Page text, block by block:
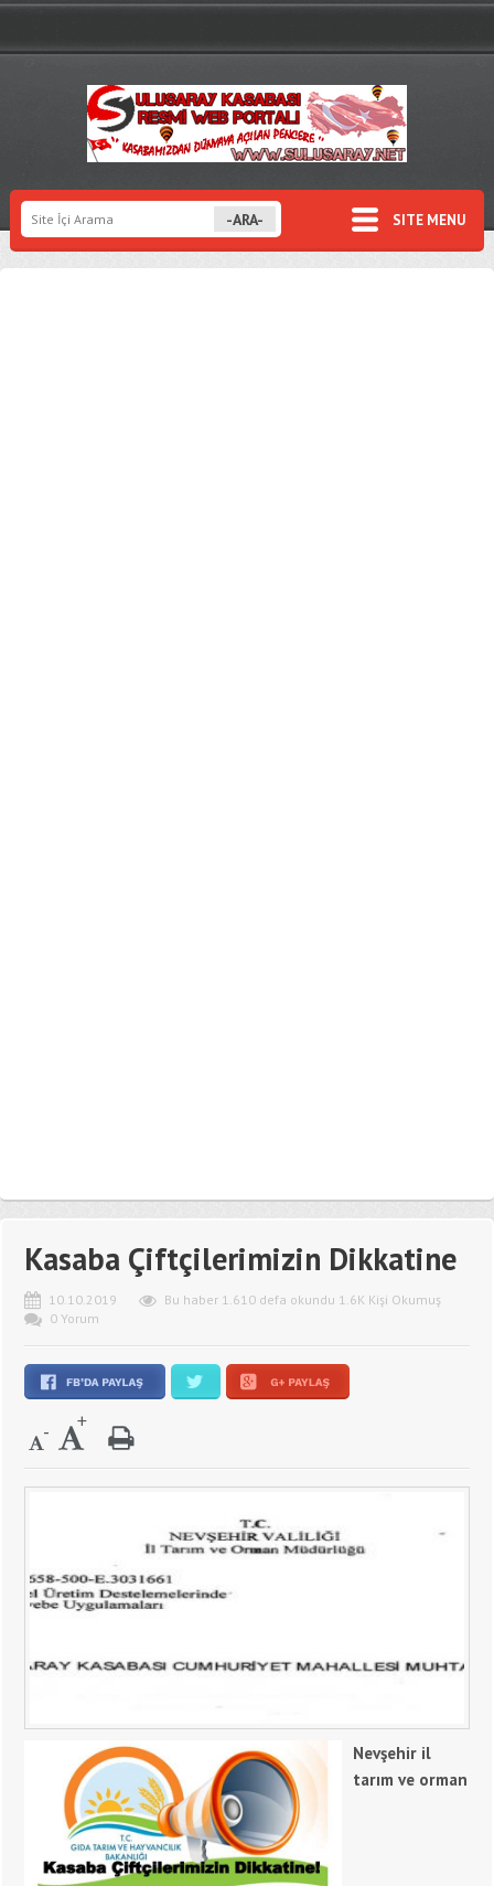
SITE MENU
Kasaba Çiftçilerimizin Dikkatine
10.10.2019
Bu haber 1.610 defa okundu 1.6K Kişi Okumuş
0 Yorum
Nevşehir il
tarım ve orman